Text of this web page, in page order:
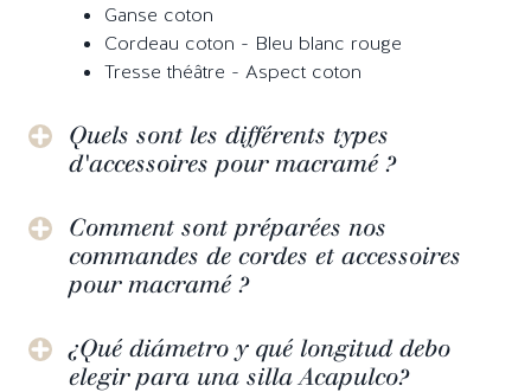
Ganse coton
Cordeau coton - Bleu blanc rouge
Tresse théâtre - Aspect coton
Quels sont les différents types
d'accessoires pour macramé ?
Comment sont préparées nos
commandes de cordes et accessoires
pour macramé ?
¿Qué diámetro y qué longitud debo
elegir para una silla Acapulco?